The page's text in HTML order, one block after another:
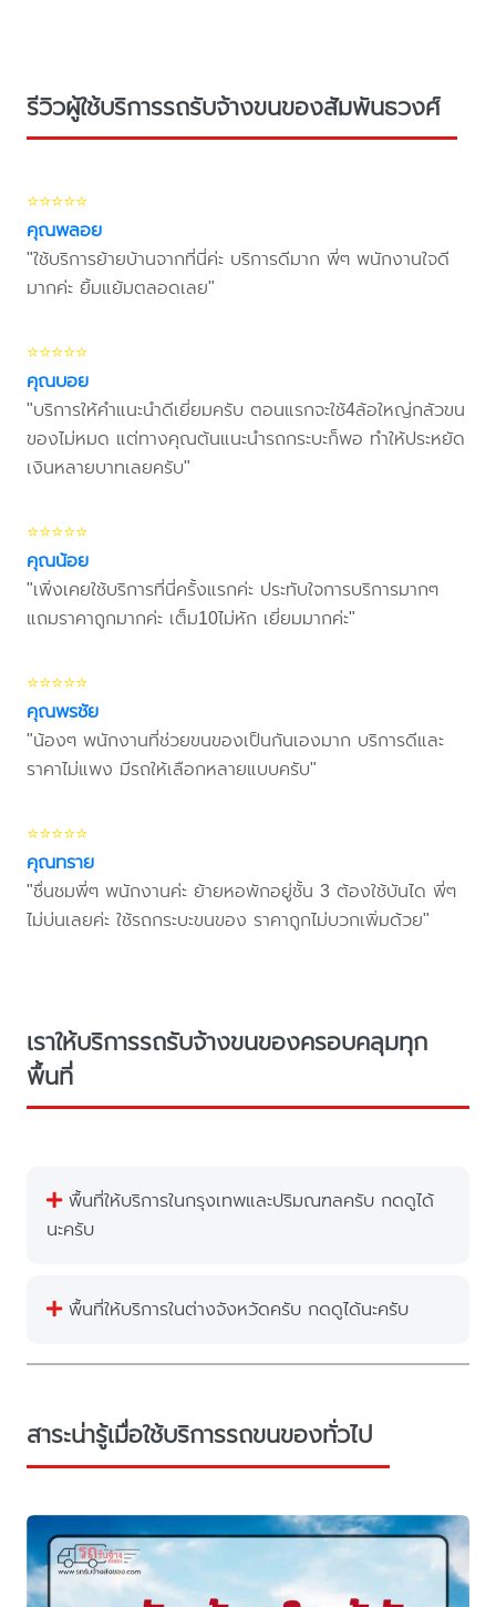
รีวิวผู้ใช้บริการรถรับจ้างขนของสัมพันธวงศ์
⭐⭐⭐⭐⭐
คุณพลอย
"ใช้บริการย้ายบ้านจากที่นี่ค่ะ บริการดีมาก พี่ๆ พนักงานใจดี
มากค่ะ ยิ้มแย้มตลอดเลย"
⭐⭐⭐⭐⭐
คุณบอย
"บริการให้คำแนะนำดีเยี่ยมครับ ตอนแรกจะใช้4ล้อใหญ่กลัวขน
ของไม่หมด แต่ทางคุณต้นแนะนำรถกระบะก็พอ ทำให้ประหยัด
เงินหลายบาทเลยครับ"
⭐⭐⭐⭐⭐
คุณน้อย
"เพิ่งเคยใช้บริการที่นี่ครั้งแรกค่ะ ประทับใจการบริการมากๆ
แถมราคาถูกมากค่ะ เต็ม10ไม่หัก เยี่ยมมากค่ะ"
⭐⭐⭐⭐⭐
คุณพรชัย
"น้องๆ พนักงานที่ช่วยขนของเป็นกันเองมาก บริการดีและ
ราคาไม่แพง มีรถให้เลือกหลายแบบครับ"
⭐⭐⭐⭐⭐
คุณทราย
"ชื่นชมพี่ๆ พนักงานค่ะ ย้ายหอพักอยู่ชั้น 3 ต้องใช้บันได พี่ๆ
ไม่บ่นเลยค่ะ ใช้รถกระบะขนของ ราคาถูกไม่บวกเพิ่มด้วย"
เราให้บริการรถรับจ้างขนของครอบคลุมทุก
พื้นที่
พื้นที่ให้บริการในกรุงเทพและปริมณฑลครับ กดดูได้
นะครับ
พื้นที่ให้บริการในต่างจังหวัดครับ กดดูได้นะครับ
สาระน่ารู้เมื่อใช้บริการรถขนของทั่วไป